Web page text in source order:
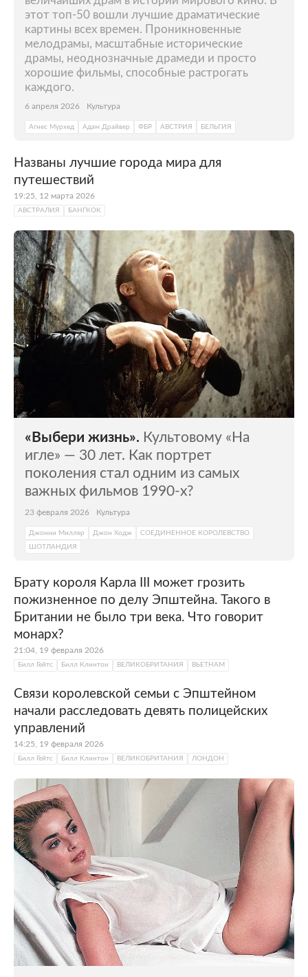
этот топ-50 вошли лучшие драматические
картины всех времен. Проникновенные
мелодрамы, масштабные исторические
драмы, неоднозначные драмеди и просто
хорошие фильмы, способные растрогать
каждого.
6 апреля 2026 Культура
Агнес Мурхед Адам Драйвер ФБР АВСТРИЯ БЕЛЬГИЯ
Названы лучшие города мира для
путешествий
19:25, 12 марта 2026
АВСТРАЛИЯ БАНГКОК
«Выбери жизнь». Культовому «На
игле» — 30 лет. Как портрет
поколения стал одним из самых
важных фильмов 1990-х?
23 февраля 2026 Культура
Джонни Миллер Джон Ходж
СОЕДИНЕННОЕ КОРОЛЕВСТВО
ШОТЛАНДИЯ
Брату короля Карла III может грозить
пожизненное по делу Эпштейна. Такого в
Британии не было три века. Что говорит
монарх?
21:04, 19 февраля 2026
Билл Гейтс Билл Клинтон ВЕЛИКОБРИТАНИЯ ВЬЕТНАМ
Связи королевской семьи с Эпштейном
начали расследовать девять полицейских
управлений
14:25, 19 февраля 2026
Билл Гейтс Билл Клинтон ВЕЛИКОБРИТАНИЯ ЛОНДОН